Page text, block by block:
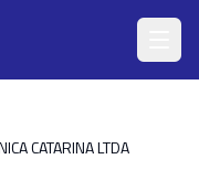
CATARINA LTDA